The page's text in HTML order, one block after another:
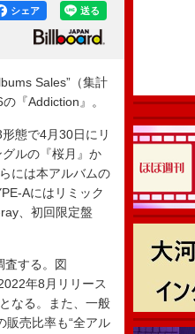
送る
シェア
Sales”（集計
『Addiction』。
態で4月30日にリ
ルの『桜月』か
には本アルバムの
Aにはリミック
、初回限定盤
する。図
年8月リリース
なる。また、一般
販売比率も“全アル